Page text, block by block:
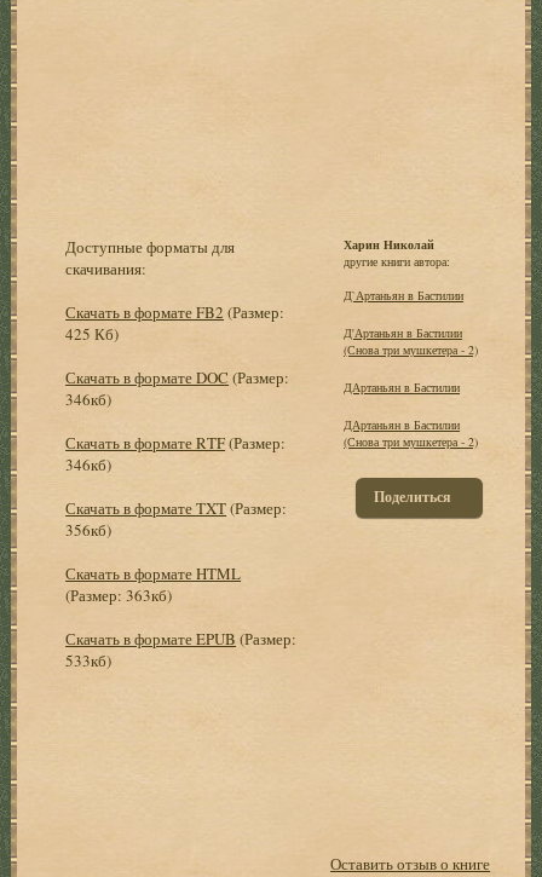
Доступные форматы для
скачивания:
Скачать в формате FB2 (Размер:
425 Кб)
Скачать в формате DOC (Размер:
346кб)
Скачать в формате RTF(Размер:
346кб)
Скачать в формате TXT(Размер:
356кб)
Скачать в формате HTML
(Размер: 363кб)
Скачать в формате EPUB (Размер:
533кб)
Харин Николай
другие книги автора:
Д`Артаньян в Бастилии
Д'Артаньян в Бастилии
(Снова три мушкетера - 2)
ДАртаньян в Бастилии
ДАртаньян в Бастилии
(Снова три мушкетера - 2)
Поделиться
Оставить отзыв о книге